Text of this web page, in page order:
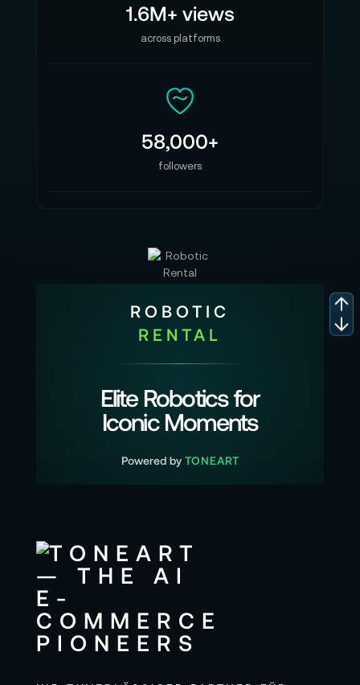
1.6M+ views
across platforms
58,000+
followers
ROBOTIC
RENTAL
Elite Robotics for
Iconic Moments
Powered by TONEART